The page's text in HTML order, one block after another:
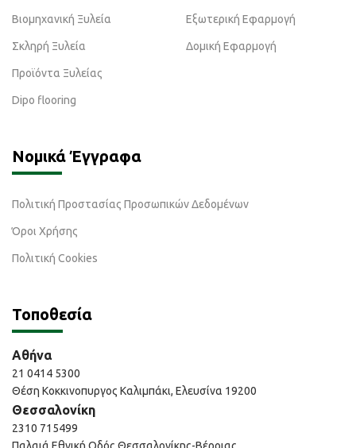
Βιομηχανική Ξυλεία
Σκληρή Ξυλεία
Προϊόντα Ξυλείας
Dipo flooring
Εξωτερική Εφαρμογή
Δομική Εφαρμογή
Νομικά Έγγραφα
Πολιτική Προστασίας Προσωπικών Δεδομένων
Όροι Χρήσης
Πολιτική Cookies
Τοποθεσία
Αθήνα
21 0414 5300
Θέση Κοκκινοπυργος Καλιμπάκι, Ελευσίνα 19200
Θεσσαλονίκη
2310 715499